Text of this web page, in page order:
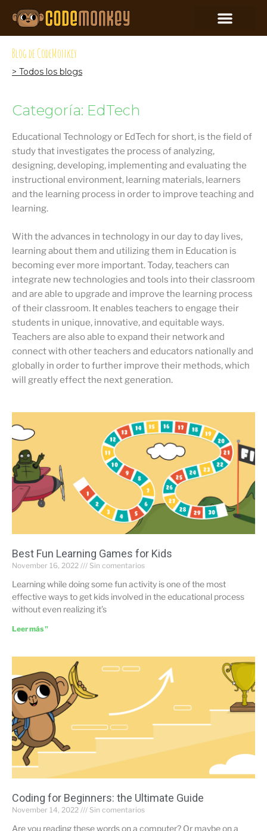
Blog de CodeMonkey
> Todos los blogs
Categoría: EdTech
Educational Technology or EdTech for short, is the field of
study that investigates the process of analyzing,
designing, developing, implementing and evaluating the
instructional environment, learning materials, learners
and the learning process in order to improve teaching and
learning.
With the advances in technology in our day to day lives,
learning about them and utilizing them in Education is
becoming ever more important. Today, teachers can
integrate new technologies and tools into their classroom
and are able to upgrade and improve the learning process
of their classroom. It enables teachers to engage their
students in unique, innovative, and equitable ways.
Teachers are also able to expand their network and
connect with other teachers and educators nationally and
globally in order to further improve their methods, which
will greatly effect the next generation.
Best Fun Learning Games for Kids
November 16, 2022 Sin comentarios
Learning while doing some fun activity is one of the most
effective ways to get kids involved in the educational process
without even realizing it’s
Leer más "
Coding for Beginners: the Ultimate Guide
November 14, 2022 Sin comentarios
Are you reading these words on a computer? Or maybe on a